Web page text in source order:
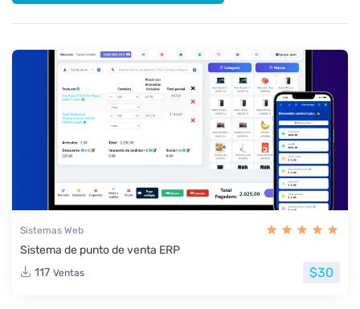
Sistemas Web
Sistema de punto de venta ERP
117 Ventas $30